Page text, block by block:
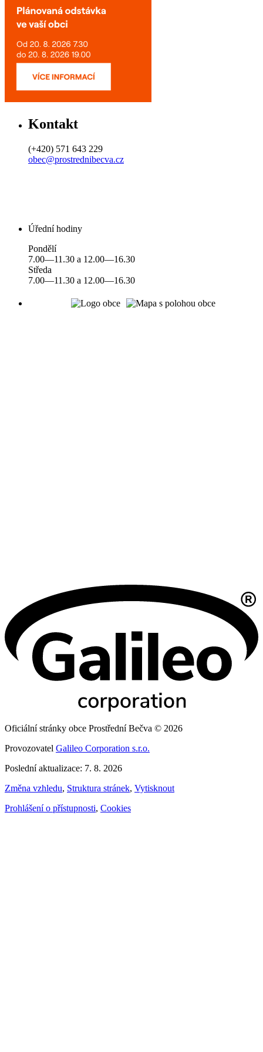
Kontakt
(+420) 571 643 229
obec@prostrednibecva.cz
Úřední hodiny
Pondělí
7.00—11.30 a 12.00—16.30
Středa
7.00—11.30 a 12.00—16.30
Oficiální stránky obce Prostřední Bečva © 2026
Provozovatel Galileo Corporation s.r.o.
Poslední aktualizace: 7. 8. 2026
Změna vzhledu, Struktura stránek, Vytisknout
Prohlášení o přístupnosti, Cookies